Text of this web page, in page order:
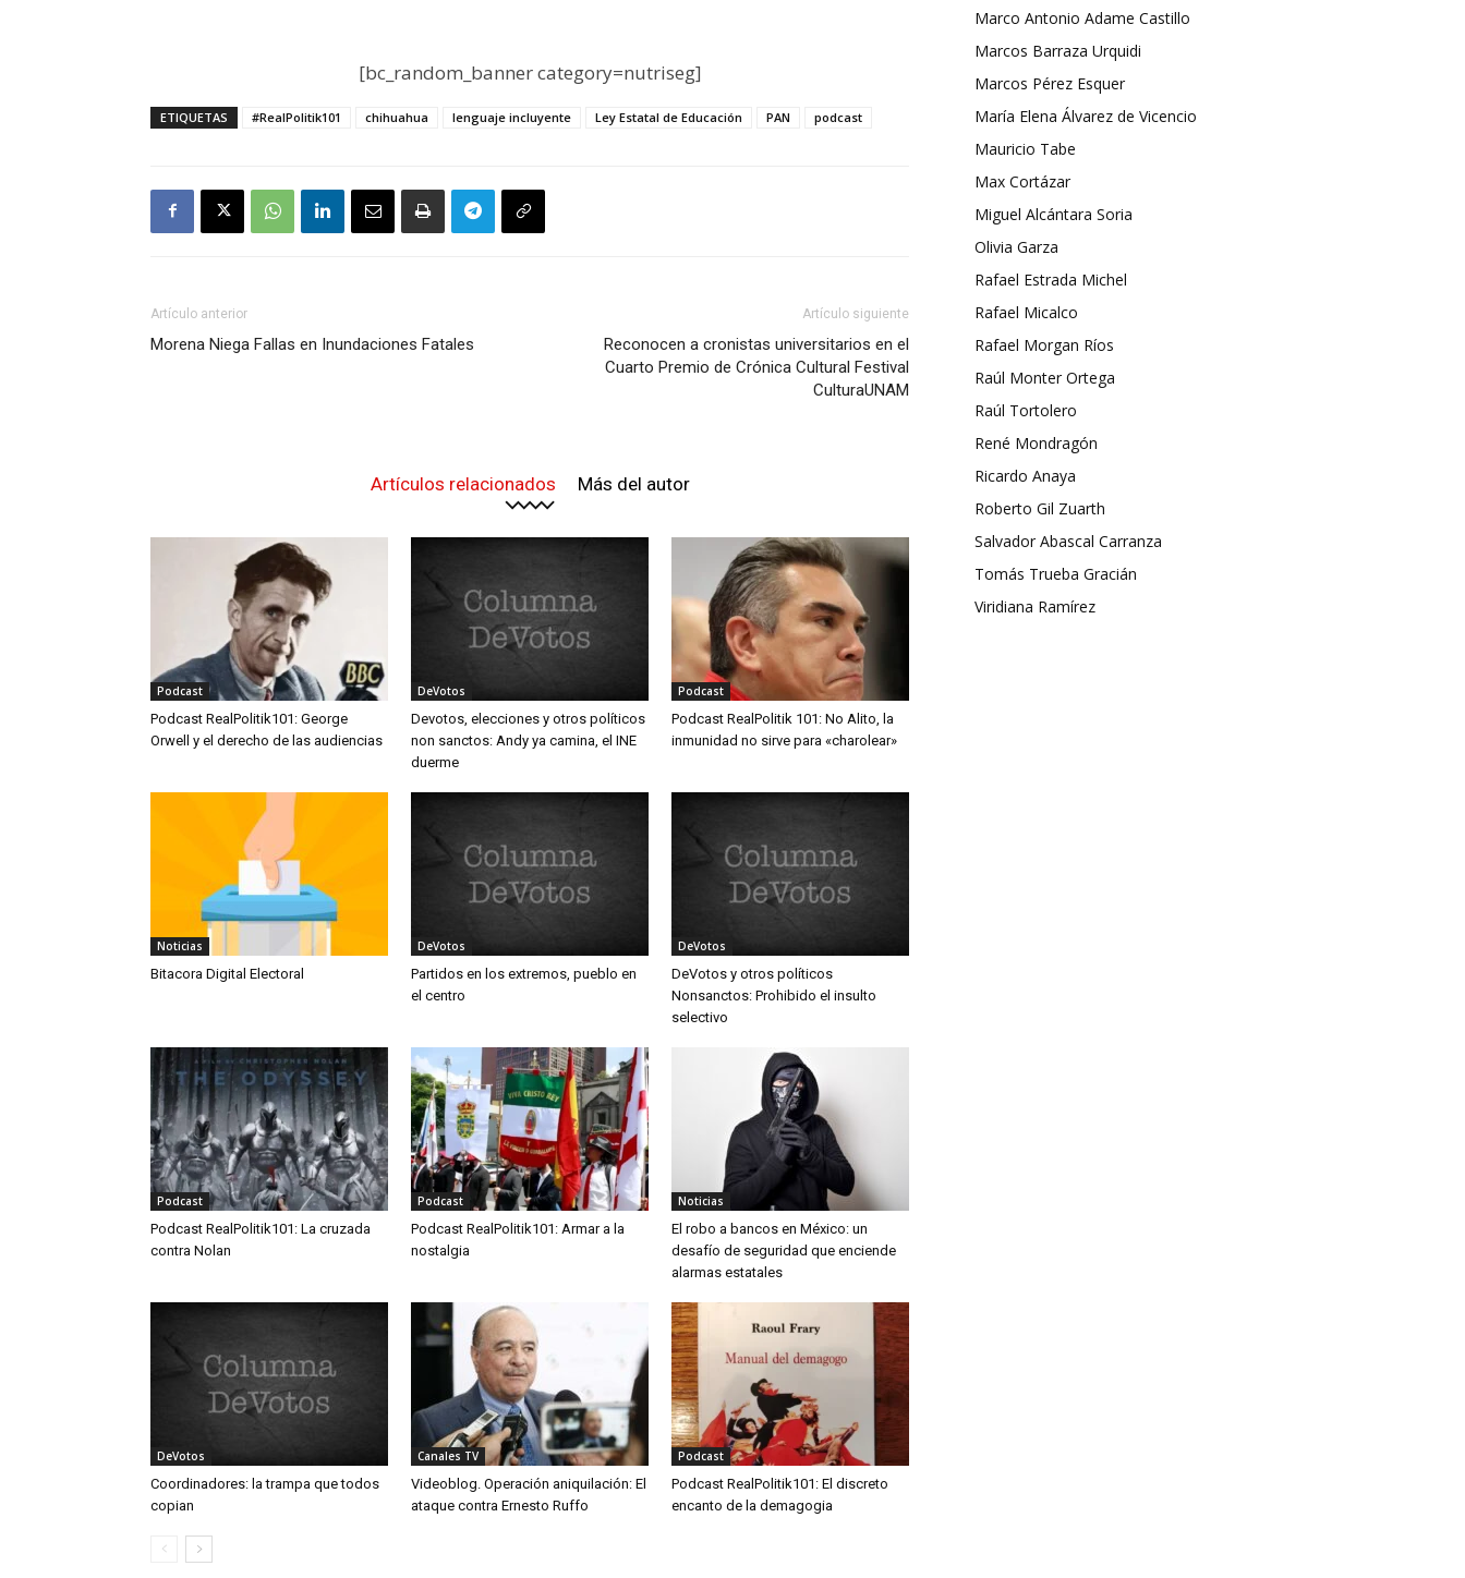
[bc_random_banner category=nutriseg]
ETIQUETAS #RealPolitik101 chihuahua lenguaje incluyente Ley Estatal de Educación PAN podcast
Artículo anterior
Morena Niega Fallas en Inundaciones Fatales
Artículo siguiente
Reconocen a cronistas universitarios en el
Cuarto Premio de Crónica Cultural Festival
CulturaUNAM
Artículos relacionados Más del autor
Podcast
Podcast RealPolitik101: George
Orwell y el derecho de las audiencias
DeVotos
Devotos, elecciones y otros políticos
non sanctos: Andy ya camina, el INE
duerme
Podcast
Podcast RealPolitik 101: No Alito, la
inmunidad no sirve para «charolear»
Noticias
Bitacora Digital Electoral
DeVotos
Partidos en los extremos, pueblo en
el centro
DeVotos
DeVotos y otros políticos
Nonsanctos: Prohibido el insulto
selectivo
Podcast
Podcast RealPolitik101: La cruzada
contra Nolan
Podcast
Podcast RealPolitik101: Armar a la
nostalgia
Noticias
El robo a bancos en México: un
desafío de seguridad que enciende
alarmas estatales
DeVotos
Coordinadores: la trampa que todos
copian
Canales TV
Videoblog. Operación aniquilación: El
ataque contra Ernesto Ruffo
Podcast
Podcast RealPolitik101: El discreto
encanto de la demagogia
Marco Antonio Adame Castillo
Marcos Barraza Urquidi
Marcos Pérez Esquer
María Elena Álvarez de Vicencio
Mauricio Tabe
Max Cortázar
Miguel Alcántara Soria
Olivia Garza
Rafael Estrada Michel
Rafael Micalco
Rafael Morgan Ríos
Raúl Monter Ortega
Raúl Tortolero
René Mondragón
Ricardo Anaya
Roberto Gil Zuarth
Salvador Abascal Carranza
Tomás Trueba Gracián
Viridiana Ramírez